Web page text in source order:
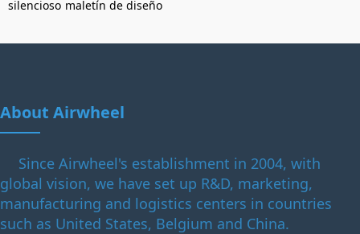
silencioso maletín de diseño
About Airwheel
Since Airwheel's establishment in 2004, with
global vision, we have set up R&D, marketing,
manufacturing and logistics centers in countries
such as United States, Belgium and China.